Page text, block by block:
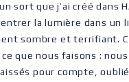
sort que j’ai créé dans
la lumière dans un
sombre et terrifiant.
que nous faisons :
pour compte,